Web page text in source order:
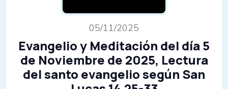
05/11/2025
Evangelio y Meditación del día 5
de Noviembre de 2025, Lectura
del santo evangelio según San